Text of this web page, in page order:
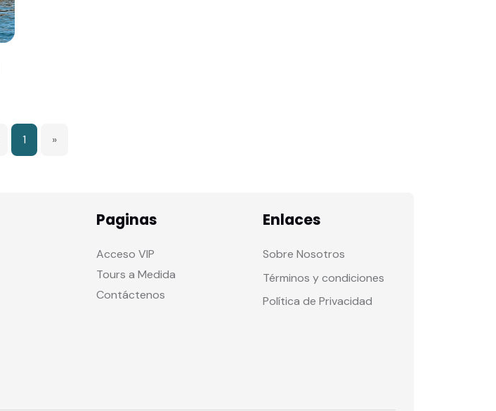
1 »
Paginas
Acceso VIP
Tours a Medida
Contáctenos
Enlaces
Sobre Nosotros
Términos y condiciones
Política de Privacidad